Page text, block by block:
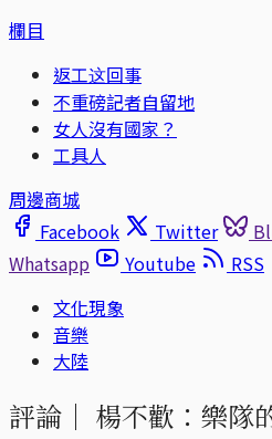
欄目
返工这回事
不重磅記者自留地
女人沒有國家？
工具人
周邊商城
Facebook
Twitter
Whatsapp
Youtube
RSS
文化現象
音樂
大陸
評論｜ 楊不歡：樂隊